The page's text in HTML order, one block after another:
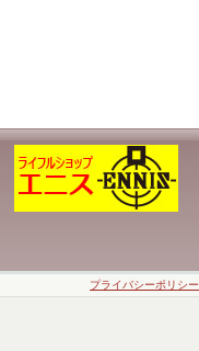
プライバシーポリシー